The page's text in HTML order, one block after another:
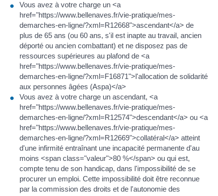
Vous avez à votre charge un <a
href="https://www.bellenaves.fr/vie-pratique/mes-
demarches-en-ligne/?xml=R12668">ascendant</a> de
plus de 65 ans (ou 60 ans, s'il est inapte au travail, ancien
déporté ou ancien combattant) et ne disposez pas de
ressources supérieures au plafond de <a
href="https://www.bellenaves.fr/vie-pratique/mes-
demarches-en-ligne/?xml=F16871">l'allocation de solidarité
aux personnes âgées (Aspa)</a>
Vous avez à votre charge un ascendant, <a
href="https://www.bellenaves.fr/vie-pratique/mes-
demarches-en-ligne/?xml=R12574">descendant</a> ou <a
href="https://www.bellenaves.fr/vie-pratique/mes-
demarches-en-ligne/?xml=R12669">collatéral</a> atteint
d'une infirmité entraînant une incapacité permanente d'au
moins <span class="valeur">80 %</span> ou qui est,
compte tenu de son handicap, dans l'impossibilité de se
procurer un emploi. Cette impossibilité doit être reconnue
par la commission des droits et de l'autonomie des